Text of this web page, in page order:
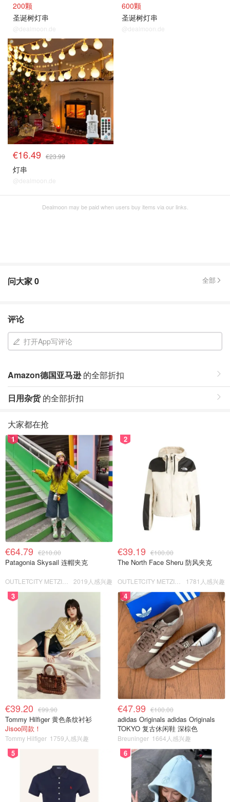
200颗
圣诞树灯串
@dealmoon.de
600颗
圣诞树灯串
@dealmoon.de
€16.49 €23.99
灯串
@dealmoon.de
Dealmoon may be paid when users buy items via our links.
问大家0 全部
评论
打开App写评论
Amazon德国亚马逊的全部折扣
日用杂货的全部折扣
大家都在抢
1
€64.79 €210.00
Patagonia Skysail 连帽夹克
2019人感兴趣
2
€39.19 €100.00
The North Face Sheru 防风夹克
1781人感兴趣
3
€39.20 €99.90
Tommy Hilfiger 黄色条纹衬衫
Jisoo同款！
Tommy Hilfiger 1759人感兴趣
4
€47.99 €100.00
adidas Originals adidas Originals
TOKYO 复古休闲鞋 深棕色
Breuninger 1664人感兴趣
5 6